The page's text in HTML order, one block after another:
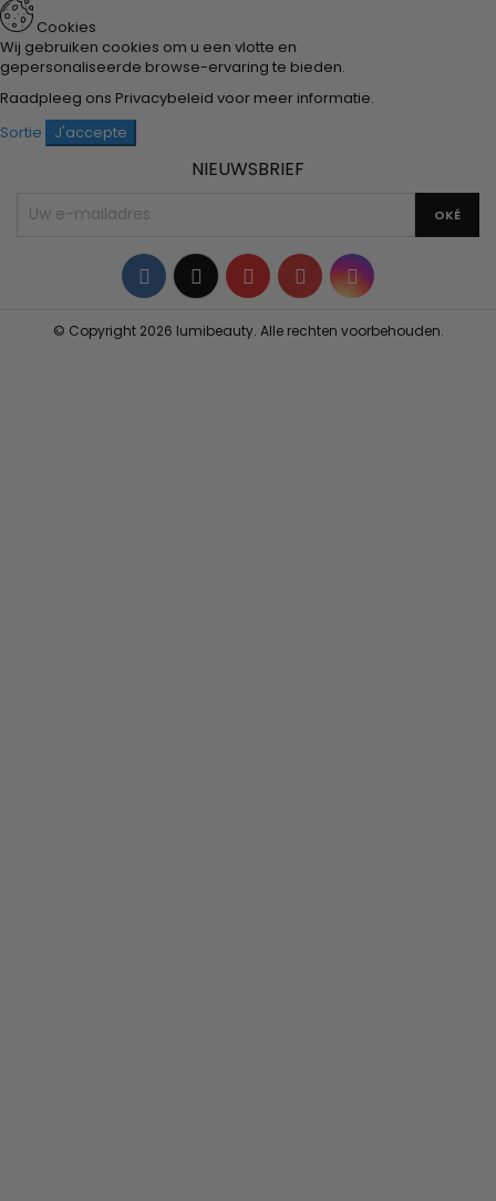
Cookies
Wij gebruiken cookies om u een vlotte en
gepersonaliseerde browse-ervaring te bieden.
Raadpleeg ons Privacybeleid voor meer informatie.
Sortie
J'accepte
NIEUWSBRIEF
Facebook
TwitterYouTubePinterestInstagram
© Copyright 2026 lumibeauty. Alle rechten voorbehouden.